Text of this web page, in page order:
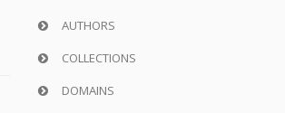
AUTHORS
COLLECTIONS
DOMAINS